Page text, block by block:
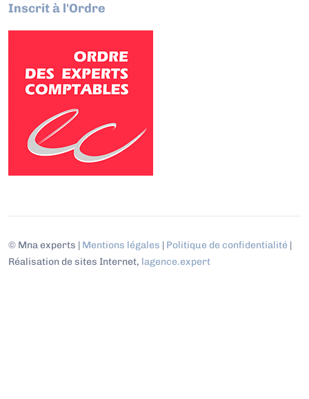
Inscrit à l'Ordre
© Mna experts | Mentions légales | Politique de confidentialité |
Réalisation de sites Internet, lagence.expert